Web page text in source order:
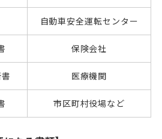
自動車安全運転センター
保険会社
医療機関
市区町村役場など